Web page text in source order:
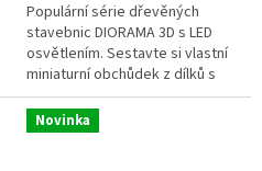
Populární série dřevěných
stavebnic DIORAMA 3D s LED
osvětlením. Sestavte si vlastní
miniaturní obchůdek z dílků s
barevným potiskem a vytvořte
působivou dekoraci pokoje.
Novinka